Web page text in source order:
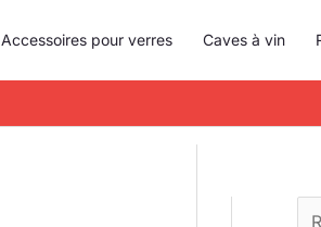
Accessoires pour verres Caves à vin
c
h